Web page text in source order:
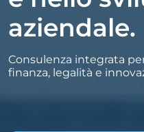
aziendale.
Consulenza integrata
finanza, legalità e